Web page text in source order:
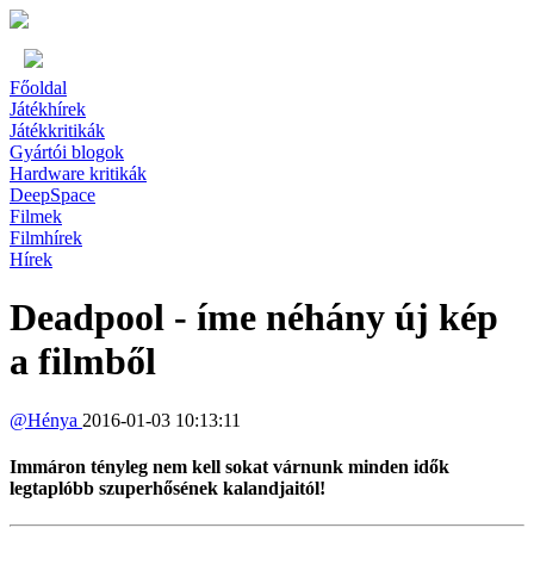
Főoldal
Játékhírek
Játékkritikák
Gyártói blogok
Hardware kritikák
DeepSpace
Filmek
Filmhírek
Hírek
Deadpool - íme néhány új kép
a filmből
@Hénya 2016-01-03 10:13:11
Immáron tényleg nem kell sokat várnunk minden idők
legtaplóbb szuperhősének kalandjaitól!